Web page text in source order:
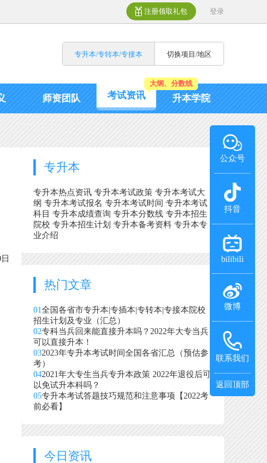
注册领取礼包 登录
专升本/专转本/专接本 切换项目/地区
师资团队 考试资讯
大纲、分数线
升本学院
专升本
专升本热点资讯 专升本考试政策 专升本考试大
纲 专升本考试报名 专升本考试时间 专升本考试
科目 专升本成绩查询 专升本分数线 专升本招生
院校 专升本招生计划 专升本备考资料 专升本专
业介绍
热门文章
01全国各省市专升本|专插本|专转本|专接本院校
招生计划及专业（汇总）
02专科当兵回来能直接升本吗？2022年大专当兵
可以直接升本！
032023年专升本考试时间全国各省汇总（预估参
考）
042021年大专生当兵专升本政策 2022年退役后可
以免试升本科吗？
05专升本考试答题技巧规范和注意事项【2022考
前必看】
今日资讯
公众号
抖音
bilibili
微博
联系我们
返回顶部